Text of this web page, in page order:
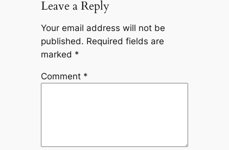
Leave a Reply
Your email address will not be
published. Required fields are
marked *
Comment *